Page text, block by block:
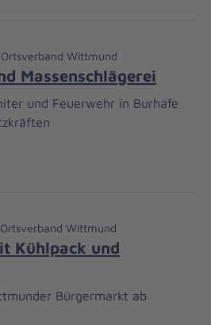
Wittmund
Massenschlägerei
und Feuerwehr in Burhafe
Wittmund
Kühlpack und
Bürgermarkt ab